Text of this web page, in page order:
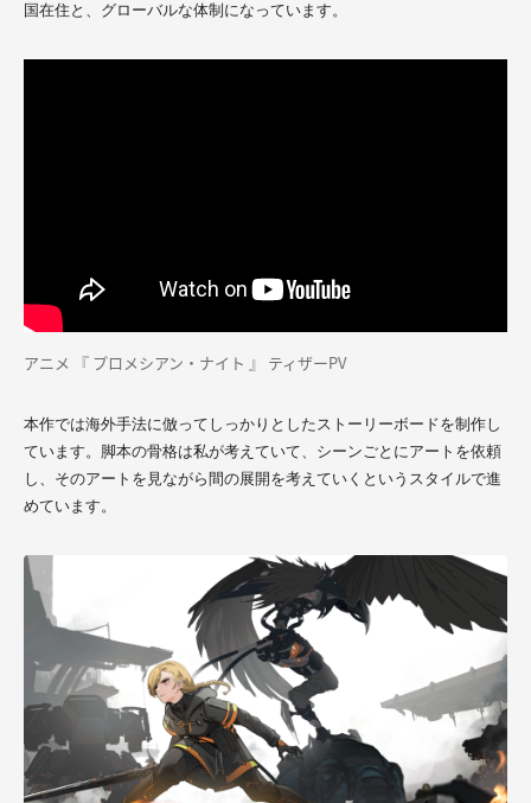
国在住と、グローバルな体制になっています。
アニメ 『 プロメシアン・ナイト 』 ティザーPV
本作では海外手法に倣ってしっかりとしたストーリーボードを制作し
ています。脚本の骨格は私が考えていて、シーンごとにアートを依頼
し、そのアートを見ながら間の展開を考えていくというスタイルで進
めています。